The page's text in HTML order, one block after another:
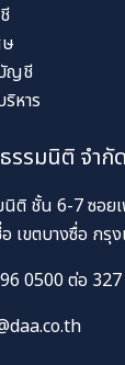
ษ
ญชี
หาร
รมนิติ จำกัด
นิติ ชั้น 6-7 ซอ
เขตบางซื่อ ก
0500 ต่อ 327